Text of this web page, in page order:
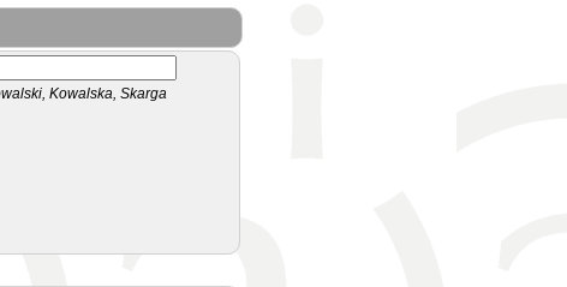
Kowalska, Skarga